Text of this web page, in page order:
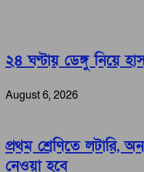
২৪ ঘণ্টায় ডেঙ্গু নিয়ে
August 6, 2026
প্রথম শ্রেণিতে লটারি,
নেওয়া হবে